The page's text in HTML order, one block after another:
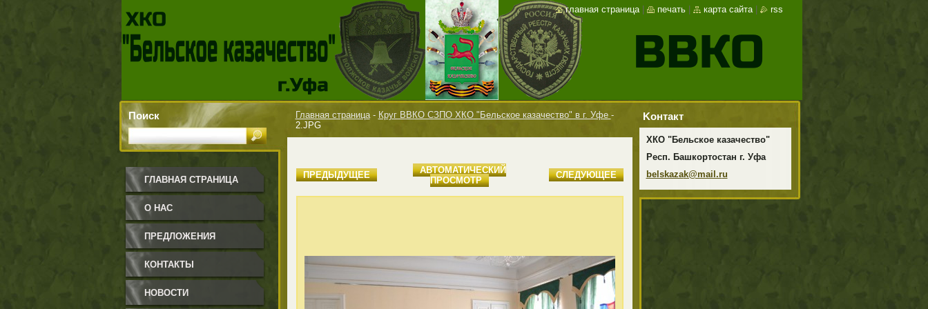
Главная страница - Круг ВВКО СЗПО ХКО "Бельское казачество" в г. Уфе -
2.JPG
ПРЕДЫДУЩЕЕ
AВТОМАТИЧЕСКИЙ
ПРОСМОТР
СЛЕДУЮЩЕЕ
ГЛАВНАЯ СТРАНИЦА
О НАС
ПРЕДЛОЖЕНИЯ
КОНТАКТЫ
НОВОСТИ
Koнтакт
ХКО "Бельское казачество"
Респ. Башкортостан г. Уфа
belskazak@mail.ru
Поиск
главная страница печать карта сайта rss